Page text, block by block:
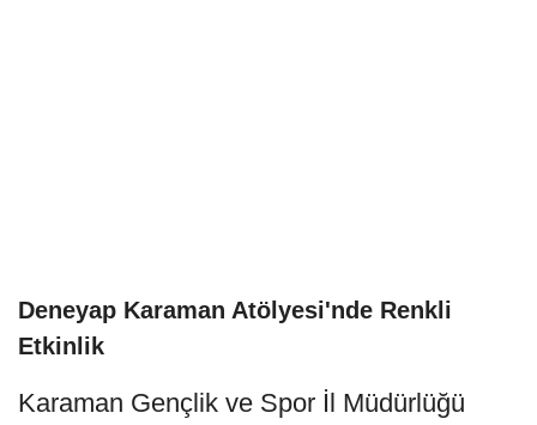
Deneyap Karaman Atölyesi'nde Renkli
Etkinlik
Karaman Gençlik ve Spor İl Müdürlüğü